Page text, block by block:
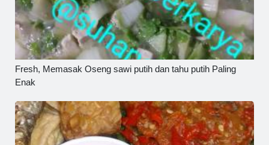
Fresh, Memasak Oseng sawi putih dan tahu putih Paling
Enak